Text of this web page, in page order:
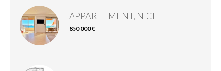
APPARTEMENT, NICE
850 000 €